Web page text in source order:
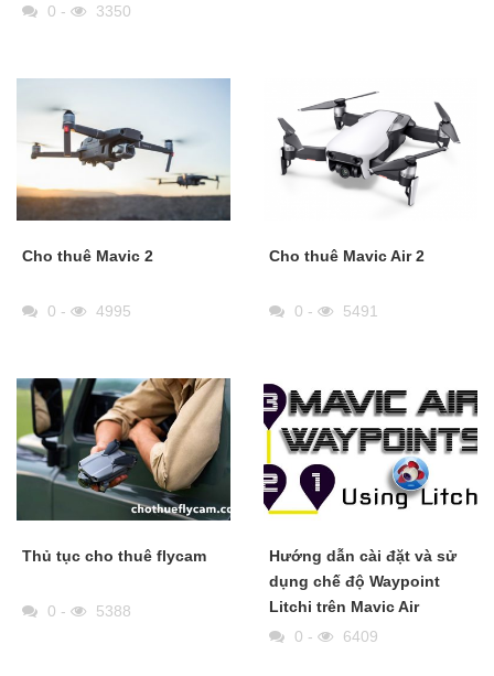
0 - 3350
Cho thuê Mavic 2
0 - 4995
Cho thuê Mavic Air 2
0 - 5491
Thủ tục cho thuê flycam
0 - 5388
Hướng dẫn cài đặt và sử
dụng chế độ Waypoint
Litchi trên Mavic Air
0 - 6409